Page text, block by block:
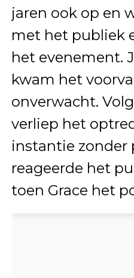
jaren ook op en
met het publiek
het evenement.
kwam het
onverwacht.
verliep het
instantie zonder
reageerde het
toen Grace het